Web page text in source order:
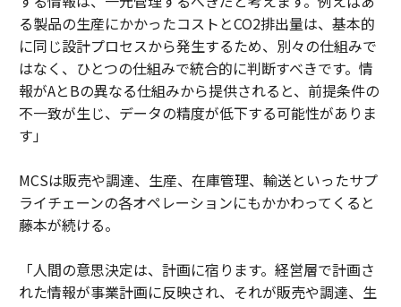
る製品の生産にかかったコストとCO2排出量は、基本的
に同じ設計プロセスから発生するため、別々の仕組みで
はなく、ひとつの仕組みで統合的に判断すべきです。情
報がAとBの異なる仕組みから提供されると、前提条件の
不一致が生じ、データの精度が低下する可能性がありま
す」
MCSは販売や調達、生産、在庫管理、輸送といったサプ
ライチェーンの各オペレーションにもかかわってくると
藤本が続ける。
「人間の意思決定は、計画に宿ります。経営層で計画さ
れた情報が事業計画に反映され、それが販売や調達、生